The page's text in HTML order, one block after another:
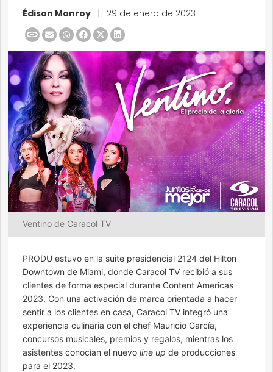
Édison Monroy 29 de enero de 2023
Ventino de Caracol TV
PRODU estuvo en la suite presidencial 2124 del Hilton
Downtown de Miami, donde Caracol TV recibió a sus
clientes de forma especial durante Content Americas
2023. Con una activación de marca orientada a hacer
sentir a los clientes en casa, Caracol TV integró una
experiencia culinaria con el chef Mauricio García,
concursos musicales, premios y regalos, mientras los
asistentes conocían el nuevo line up de producciones
para el 2023.